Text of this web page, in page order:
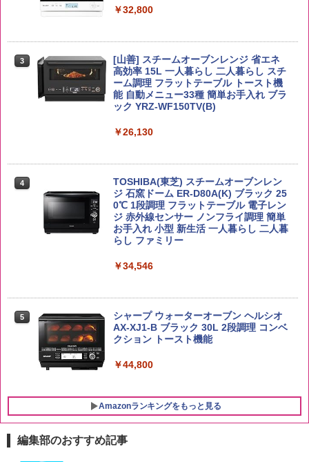
野沢農産 無洗米 青い流るる コシヒカリ
5kg 長野県産 令和7年産
￥3,980
￥3,396
新潟ケンベイ【精米】新潟県産にじのき
3
角ハイボール 350ml×24本 サントリー ウ
イスキー ハイボール 缶
￥4,927
容量 4リットル
￥4,274
白州 Story of the Distillery 2026 化粧箱
￥19,860
￥1,288
3
国分 tabete だし麺 千葉県産はまぐりだ
し 塩らーめん 108g×10袋 保存食 備蓄
￥2,323
らに塩分控えめ 78g×12個
￥3,248
ょうゆ 高たんぱく&低糖質 さらに塩分控
￥32,800
3
[山善] スチームオーブンレンジ 省エネ
高効率 15L 一人暮らし 二人暮らし スチ
ーム調理 フラットテーブル トースト機
能 自動メニュー33種 簡単お手入れ ブラ
ック YRZ-WF150TV(B)
￥26,130
4
TOSHIBA(東芝) スチームオーブンレン
ジ 石窯ドーム ER-D80A(K) ブラック 25
0℃ 1段調理 フラットテーブル 電子レン
ジ 赤外線センサー ノンフライ調理 簡単
お手入れ 小型 新生活 一人暮らし 二人暮
らし ファミリー
￥34,546
5
シャープ ウォーターオーブン ヘルシオ
AX-XJ1-B ブラック 30L 2段調理 コンベ
クション トースト機能
￥44,800
Amazonランキングをもっと見る
編集部のおすすめ記事